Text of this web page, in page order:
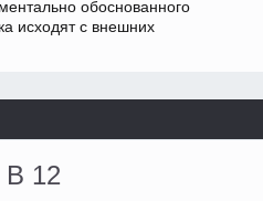
обоснованного
исходят с внешних
В 12